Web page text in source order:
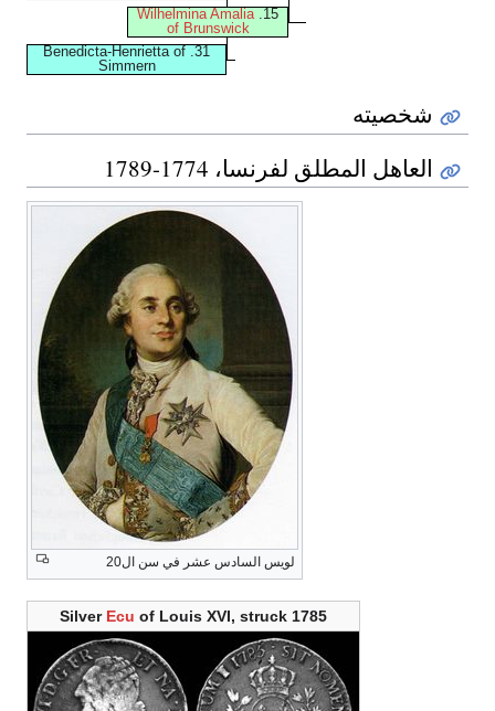
15.
Wilhelmina Amalia
of Brunswick
31. Benedicta-Henrietta of
Simmern
شخصيته
العاهل المطلق لفرنسا، 1774-1789
لويس السادس عشر في سن ال20
Silver Ecu of Louis XVI, struck 1785